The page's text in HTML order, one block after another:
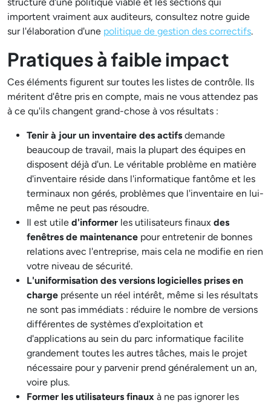
importent vraiment aux auditeurs, consultez notre guide
sur l'élaboration d'une politique de gestion des correctifs.
Pratiques à faible impact
Ces éléments figurent sur toutes les listes de contrôle. Ils
méritent d'être pris en compte, mais ne vous attendez pas
à ce qu'ils changent grand-chose à vos résultats :
Tenir à jour un inventaire des actifs demande
beaucoup de travail, mais la plupart des équipes en
disposent déjà d'un. Le véritable problème en matière
d'inventaire réside dans l'informatique fantôme et les
terminaux non gérés, problèmes que l'inventaire en lui-
même ne peut pas résoudre.
Il est utile d'informer les utilisateurs finaux des
fenêtres de maintenance pour entretenir de bonnes
relations avec l'entreprise, mais cela ne modifie en rien
votre niveau de sécurité.
L'uniformisation des versions logicielles prises en
charge présente un réel intérêt, même si les résultats
ne sont pas immédiats : réduire le nombre de versions
différentes de systèmes d'exploitation et
d'applications au sein du parc informatique facilite
grandement toutes les autres tâches, mais le projet
nécessaire pour y parvenir prend généralement un an,
voire plus.
Former les utilisateurs finaux à ne pas ignorer les